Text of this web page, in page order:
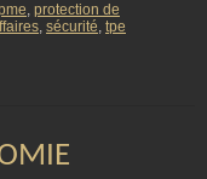
, protection de
, sécurité, tpe